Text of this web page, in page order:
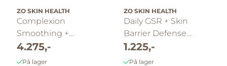
ZO SKIN HEALTH
Complexion
Smoothing +
Clarifying Program
4.275,-
På lager
ZO SKIN HEALTH
Daily GSR + Skin
Barrier Defense
Program
1.225,-
På lager